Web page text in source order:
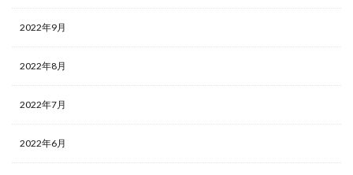
2022年9月
2022年8月
2022年7月
2022年6月